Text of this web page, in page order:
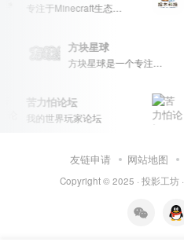
专注于Minecraft生态建设
方块星球
苦力怕论坛
我的世界玩家论坛
友链申请 网站地图
Copyright © 2025 · 投影工坊·